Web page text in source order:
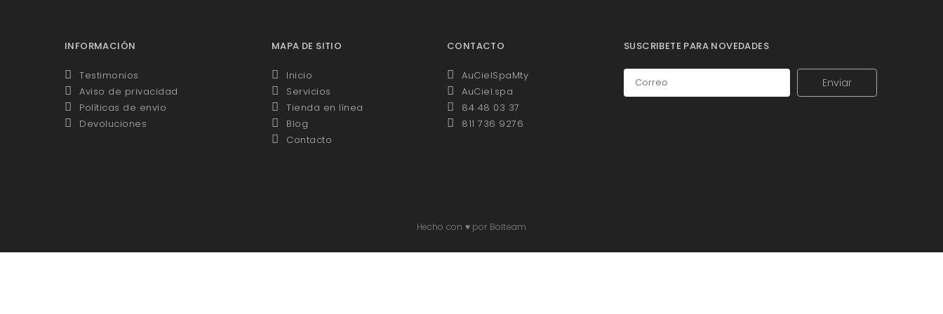
INFORMACIÓN
Testimonios
Aviso de privacidad
Políticas de envio
Devoluciones
MAPA DE SITIO
Inicio
Servicios
Tienda en línea
Blog
Contacto
CONTACTO
AuCielSpaMty
AuCiel.spa
84 48 03 37
811 736 9276
SUSCRIBETE PARA NOVEDADES
Enviar
Hecho con ♥ por Bolteam